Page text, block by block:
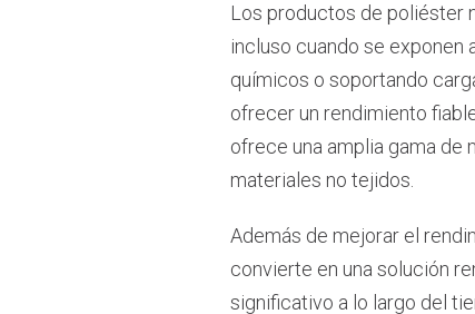
Los productos de poliéster
incluso cuando se exponen
químicos o soportando
ofrecer un rendimiento
ofrece una amplia gama de
materiales no tejidos.
Además de mejorar el
convierte en una solución
significativo a lo largo del